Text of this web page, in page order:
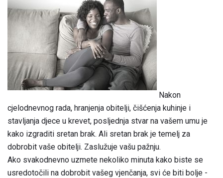
Nakon
cjelodnevnog rada, hranjenja obitelji, čišćenja kuhinje i
stavljanja djece u krevet, posljednja stvar na vašem umu je
kako izgraditi sretan brak. Ali sretan brak je temelj za
dobrobit vaše obitelji. Zaslužuje vašu pažnju.
Ako svakodnevno uzmete nekoliko minuta kako biste se
usredotočili na dobrobit vašeg vjenčanja, svi će biti bolje -